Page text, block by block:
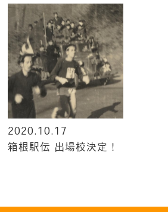
2020.10.17
箱根駅伝 出場校決定！